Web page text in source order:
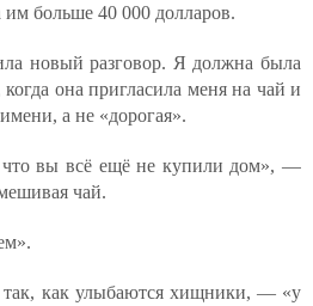
им больше 40 000 долларов.
новый разговор. Я должна была
она пригласила меня на чай и
а не «дорогая».
вы всё ещё не купили дом», —
чай.
как улыбаются хищники, — «у